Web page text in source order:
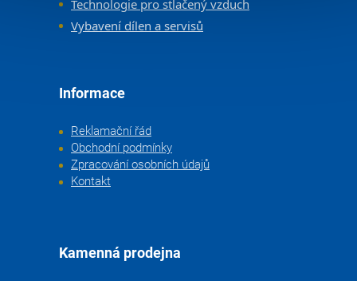
Technologie pro stlačený vzduch
Vybavení dílen a servisů
Informace
Reklamační řád
Obchodní podmínky
Zpracování osobních údajů
Kontakt
Kamenná prodejna